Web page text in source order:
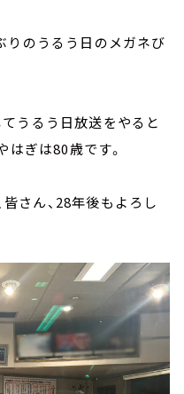
りのうるう日のメガネび
うるう日放送をやると
はぎは80歳です。
さん、28年後もよろし